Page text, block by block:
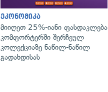
ეკონომიკა
მიიღეთ 25%-იანი ფასდაკლება
კომფორტერში შერჩეულ
კოლექციაზე ნაწილ-ნაწილ
გადახდისას